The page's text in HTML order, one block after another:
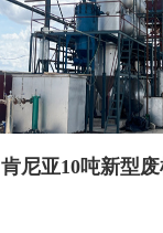
肯尼亚10吨新型